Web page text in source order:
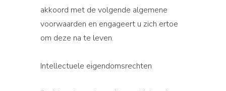
akkoord met de volgende algemene
voorwaarden en engageert u zich ertoe
om deze na te leven.
Intellectuele eigendomsrechten